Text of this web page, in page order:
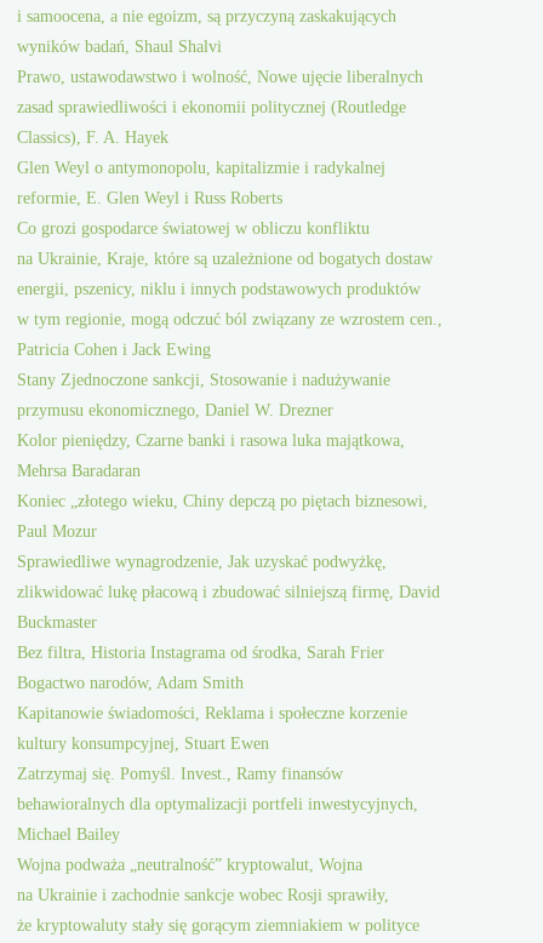
i samoocena, a nie egoizm, są przyczyną zaskakujących
wyników badań, Shaul Shalvi
Prawo, ustawodawstwo i wolność, Nowe ujęcie liberalnych
zasad sprawiedliwości i ekonomii politycznej (Routledge
Classics), F. A. Hayek
Glen Weyl o antymonopolu, kapitalizmie i radykalnej
reformie, E. Glen Weyl i Russ Roberts
Co grozi gospodarce światowej w obliczu konfliktu
na Ukrainie, Kraje, które są uzależnione od bogatych dostaw
energii, pszenicy, niklu i innych podstawowych produktów
w tym regionie, mogą odczuć ból związany ze wzrostem cen.,
Patricia Cohen i Jack Ewing
Stany Zjednoczone sankcji, Stosowanie i nadużywanie
przymusu ekonomicznego, Daniel W. Drezner
Kolor pieniędzy, Czarne banki i rasowa luka majątkowa,
Mehrsa Baradaran
Koniec „złotego wieku, Chiny depczą po piętach biznesowi,
Paul Mozur
Sprawiedliwe wynagrodzenie, Jak uzyskać podwyżkę,
zlikwidować lukę płacową i zbudować silniejszą firmę, David
Buckmaster
Bez filtra, Historia Instagrama od środka, Sarah Frier
Bogactwo narodów, Adam Smith
Kapitanowie świadomości, Reklama i społeczne korzenie
kultury konsumpcyjnej, Stuart Ewen
Zatrzymaj się. Pomyśl. Invest., Ramy finansów
behawioralnych dla optymalizacji portfeli inwestycyjnych,
Michael Bailey
Wojna podważa „neutralność” kryptowalut, Wojna
na Ukrainie i zachodnie sankcje wobec Rosji sprawiły,
że kryptowaluty stały się gorącym ziemniakiem w polityce